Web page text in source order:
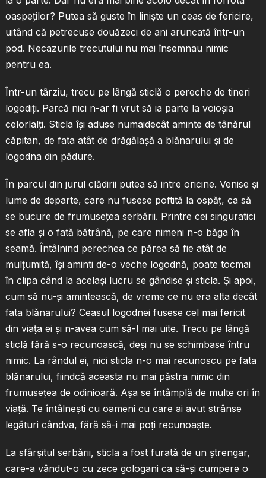
oaspeţilor? Putea să guste în linişte un ceas de fericire,
uitând că petrecuse douăzeci de ani aruncată într-un
pod. Necazurile trecutului nu mai însemnau nimic
pentru ea.
Într-un târziu, trecu pe lângă sticlă o pereche de tineri
logodiţi. Parcă nici n-ar fi vrut să ia parte la voioşia
celorlalţi. Sticla îşi aduse numaidecât aminte de tânărul
căpitan, de fata atât de drăgălaşă a blănarului şi de
logodna din pădure.
În parcul din jurul clădirii putea să intre oricine. Venise şi
lume de departe, care nu fusese poftită la ospăţ, ca să
se bucure de frumuseţea serbării. Printre cei singuratici
se afla şi o fată bătrână, pe care nimeni n-o băga în
seamă. Întâlnind perechea ce părea să fie atât de
mulţumită, îşi aminti de-o veche logodnă, poate tocmai
în clipa când la acelaşi lucru se gândise şi sticla. Şi apoi,
cum să nu-şi amintească, de vreme ce nu era alta decât
fata blănarului? Ceasul logodnei fusese cel mai fericit
din viaţa ei şi n-avea cum să-l mai uite. Trecu pe lângă
sticlă fără s-o recunoască, deşi nu se schimbase întru
nimic. La rândul ei, nici sticla n-o mai recunoscu pe fata
blănarului, fiindcă aceasta nu mai păstra nimic din
frumuseţea de odinioară. Aşa se întâmplă de multe ori în
viaţă. Te întâlneşti cu oameni cu care ai avut strânse
legături cândva, fără să-i mai poţi recunoaşte.
La sfârşitul serbării, sticla a fost furată de un ştrengar,
care-a vândut-o cu zece gologani ca să-şi cumpere o